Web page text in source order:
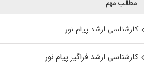
مطالب مهم
کارشناسی ارشد پیام نور
کارشناسی ارشد فراگیر پیام نور